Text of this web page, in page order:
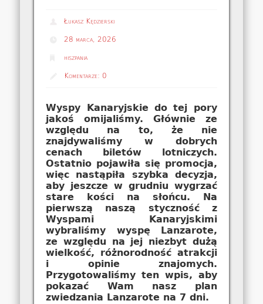
Łukasz Kędzierski
28 marca, 2026
hiszpania
Komentarze: 0
Wyspy Kanaryjskie do tej pory
jakoś omijaliśmy. Głównie ze
względu na to, że nie
znajdywaliśmy w dobrych
cenach biletów lotniczych.
Ostatnio pojawiła się promocja,
więc nastąpiła szybka decyzja,
aby jeszcze w grudniu wygrzać
stare kości na słońcu. Na
pierwszą naszą styczność z
Wyspami Kanaryjskimi
wybraliśmy wyspę Lanzarote,
ze względu na jej niezbyt dużą
wielkość, różnorodność atrakcji
i opinie znajomych.
Przygotowaliśmy ten wpis, aby
pokazać Wam nasz plan
zwiedzania Lanzarote na 7 dni.